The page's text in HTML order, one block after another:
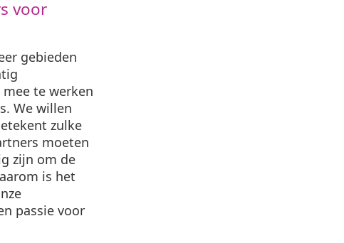
voor
gebieden
te werken
We willen
zulke
moeten
zijn om de
is het
passie voor